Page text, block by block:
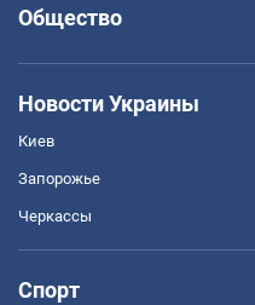
Общество
Новости Украины
Киев
Запорожье
Черкассы
Спорт